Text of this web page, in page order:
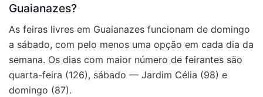
Guaianazes?
As feiras livres em Guaianazes funcionam de domingo
a sábado, com pelo menos uma opção em cada dia da
semana. Os dias com maior número de feirantes são
quarta-feira (126), sábado — Jardim Célia (98) e
domingo (87).